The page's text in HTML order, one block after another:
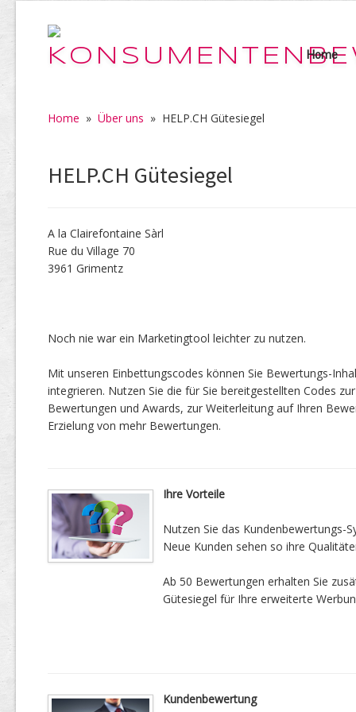
Home
Home » Über uns » HELP.CH Gütesiegel
HELP.CH Gütesiegel
A la Clairefontaine Sàrl
Rue du Village 70
3961 Grimentz
Noch nie war ein Marketingtool leichter zu nutzen.
Mit unseren Einbettungscodes können Sie Bewertungs-
integrieren. Nutzen Sie die für Sie bereitgestellten Codes
Bewertungen und Awards, zur Weiterleitung auf Ihren
Erzielung von mehr Bewertungen.
Ihre Vorteile
Nutzen Sie das Kundenbewertungs-
Neue Kunden sehen so ihre
Ab 50 Bewertungen erhalten Sie
Gütesiegel für Ihre erweiterte
Kundenbewertung